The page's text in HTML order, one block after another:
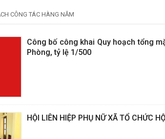
CÔNG TÁC HÀNG NĂM
Công bố công khai Quy hoạch tổng
Phòng, tỷ lệ 1/500
HỘI LIÊN HIỆP PHỤ NỮ XÃ TỔ CHỨC